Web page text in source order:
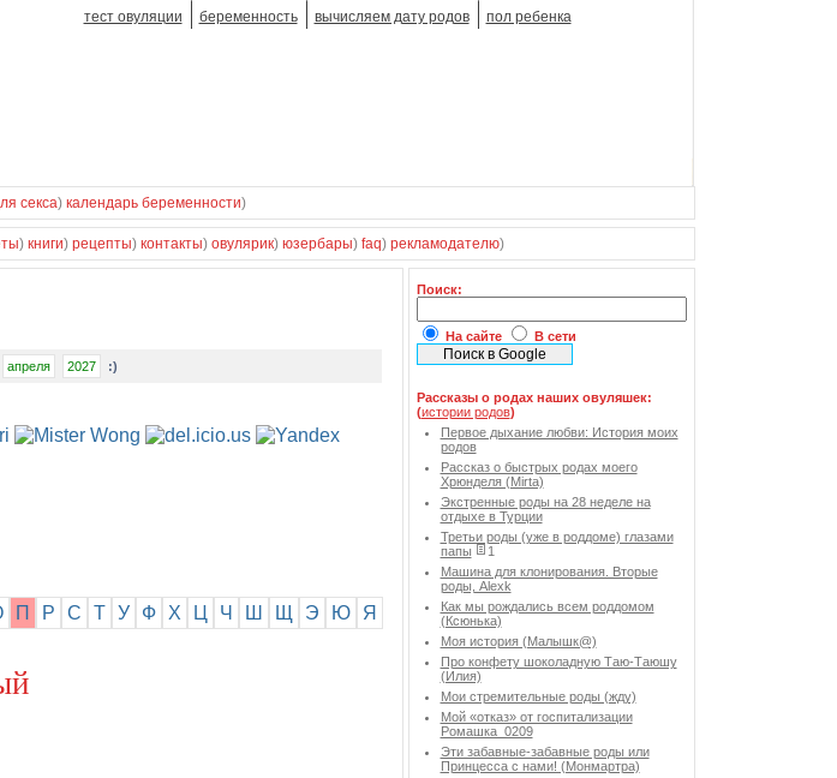
тест овуляции беременность вычисляем дату родов пол ребенка
секса) календарь беременности)
) книги) рецепты) контакты) овулярик) юзербары) faq) рекламодателю)
апреля 2027 :)
П Р С Т У Ф Х Ц Ч Ш Щ Э Ю Я
Поиск:
На сайте В сети
Рассказы о родах наших овуляшек:
(истории родов)
Первое дыхание любви: История моих
родов
Рассказ о быстрых родах моего
Хрюнделя (Mirta)
Экстренные роды на 28 неделе на
отдыхе в Турции
Третьи роды (уже в роддоме) глазами
папы
1
Машина для клонирования. Вторые
роды, Alexk
Как мы рождались всем роддомом
(Ксюнька)
Моя история (Малышк@)
Про конфету шоколадную Таю-Таюшу
(Илия)
Мои стремительные роды (жду)
Мой «отказ» от госпитализации
Ромашка_0209
Эти забавные-забавные роды или
Принцесса с нами! (Монмартра)